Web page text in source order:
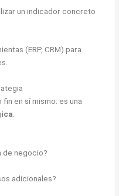
un indicador concreto
(ERP, CRM) para
en sí mismo: es una
.
de negocio?
adicionales?